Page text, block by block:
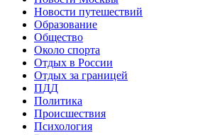
Новости путешествий
Образование
Общество
Около спорта
Отдых в России
Отдых за границей
ПДД
Политика
Происшествия
Психология